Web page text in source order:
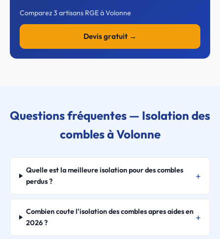
Comparez 3 artisans RGE à Volonne
Devis gratuit →
Questions fréquentes — Isolation des
combles à Volonne
Quelle est la meilleure isolation pour des combles
perdus ?
Combien coute l'isolation des combles apres aides en
2026 ?